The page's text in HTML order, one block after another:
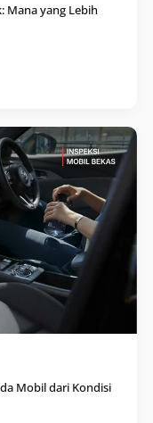
Mana yang Lebih
Mobil dari Kondisi